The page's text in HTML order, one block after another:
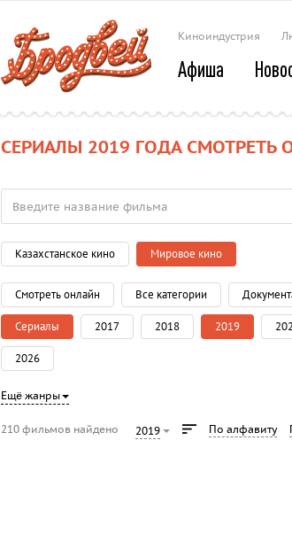
Киноиндустрия
Афиша
СЕРИАЛЫ 2019 ГОДА СМОТРЕТЬ
Казахстанское кино Мировое кино
Смотреть онлайн Все категории
Сериалы 2017 2018 2019
2026
Ещё жанры
210 фильмов найдено 2019 По алфавиту